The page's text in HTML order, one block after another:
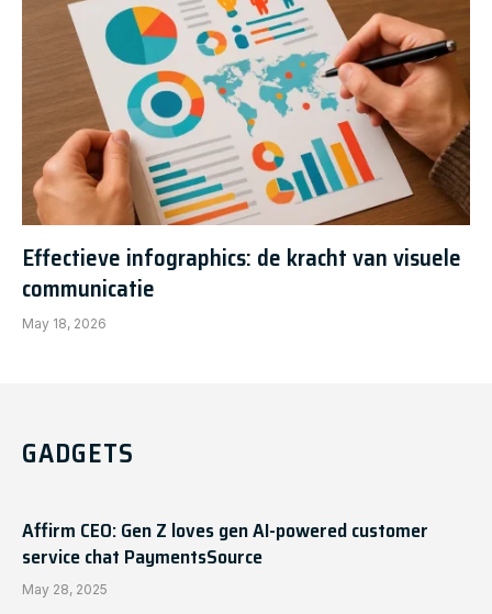
Effectieve infographics: de kracht van visuele
communicatie
May 18, 2026
GADGETS
Affirm CEO: Gen Z loves gen AI-powered customer
service chat PaymentsSource
May 28, 2025